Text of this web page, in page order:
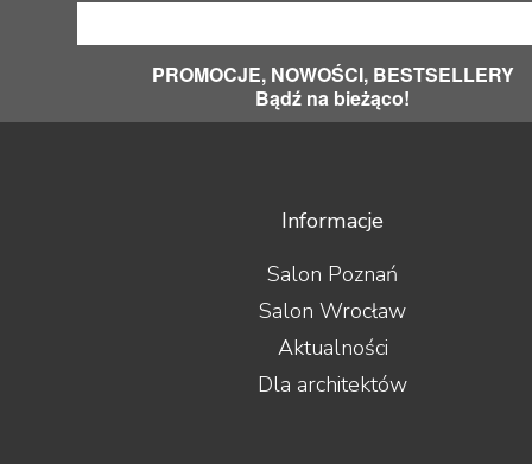
PROMOCJE, NOWOŚCI, BESTSELLERY
Bądź na bieżąco!
Informacje
Salon Poznań
Salon Wrocław
Aktualności
Dla architektów